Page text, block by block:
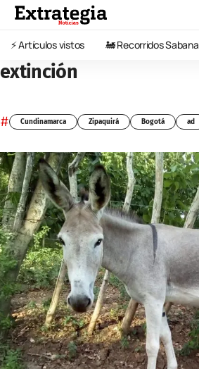
⚡️ Artículos vistos 🚂 Recorridos Sabana
extinción
# Cundinamarca Zipaquirá Bogotá ad